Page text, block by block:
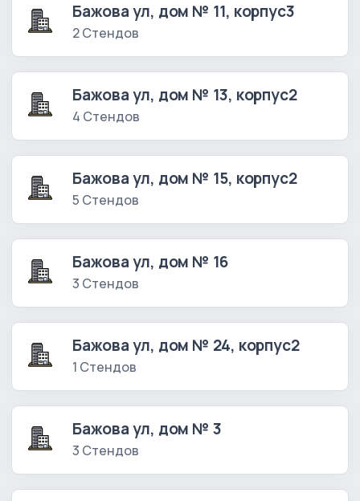
Бажова ул, дом № 11, корпус3
2 Стендов
Бажова ул, дом № 13, корпус2
4 Стендов
Бажова ул, дом № 15, корпус2
5 Стендов
Бажова ул, дом № 16
3 Стендов
Бажова ул, дом № 24, корпус2
1 Стендов
Бажова ул, дом № 3
3 Стендов